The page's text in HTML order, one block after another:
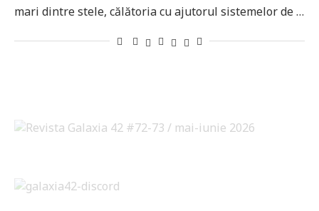
mari dintre stele, călătoria cu ajutorul sistemelor de …